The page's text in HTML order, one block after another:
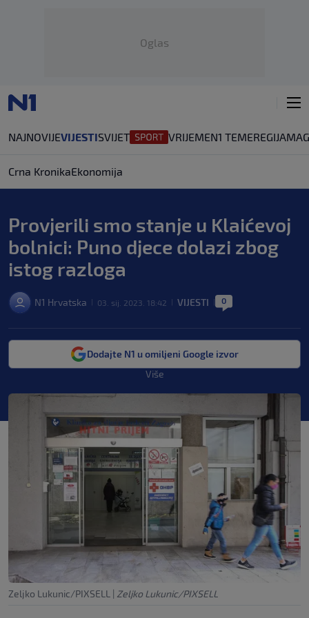
Oglas
NAJNOVIJEVIJESTISVIJET VRIJEMEN1 TEMEREGIJA
Crna KronikaEkonomija
Provjerili smo stanje u Klaićevoj
bolnici: Puno djece dolazi zbog
istog razloga
N1 Hrvatska 03. sij. 2023. 18:42 VIJESTI 0
Dodajte N1 u omiljeni Google izvor
Više
Zeljko Lukunic/PIXSELL | Zeljko Lukunic/PIXSELL